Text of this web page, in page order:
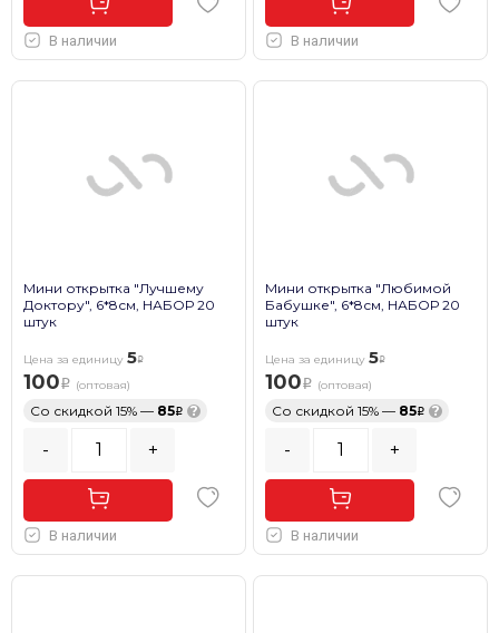
В наличии В наличии
Мини открытка "Лучшему
Доктору", 6*8см, НАБОР 20
штук
Цена за единицу 5
100 (оптовая)
Со скидкой 15% — 85 ?
- +
В наличии
Мини открытка "Любимой
Бабушке", 6*8см, НАБОР 20
штук
Цена за единицу 5
100 (оптовая)
Со скидкой 15% — 85 ?
- +
В наличии